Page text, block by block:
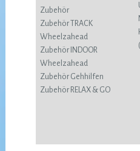
Zubehör
Zubehör TRACK
Wheelzahead
Zubehör INDOOR
Wheelzahead
Zubehör Gehhilfen
Zubehör RELAX & GO